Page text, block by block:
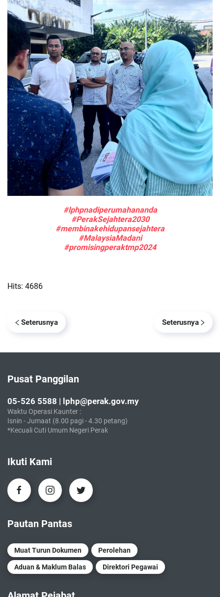
#lphpnadiperumahananda
#PerakSejahtera2030
#membinakehidupansejahtera
#MalaysiaMadani
#promisingperaktmp2024
Hits: 4686
Seterusnya Seterusnya
Pusat Panggilan
05-526 5588 | lphp@perak.gov.my
Waktu Operasi Kaunter :
Isnin - Jumaat (8.00 pagi - 4.30 petang)
*Kecuali Cuti Umum Negeri Perak
Ikuti Kami
Pautan Pantas
Muat Turun Dokumen Perolehan
Aduan & Maklum Balas Direktori Pegawai